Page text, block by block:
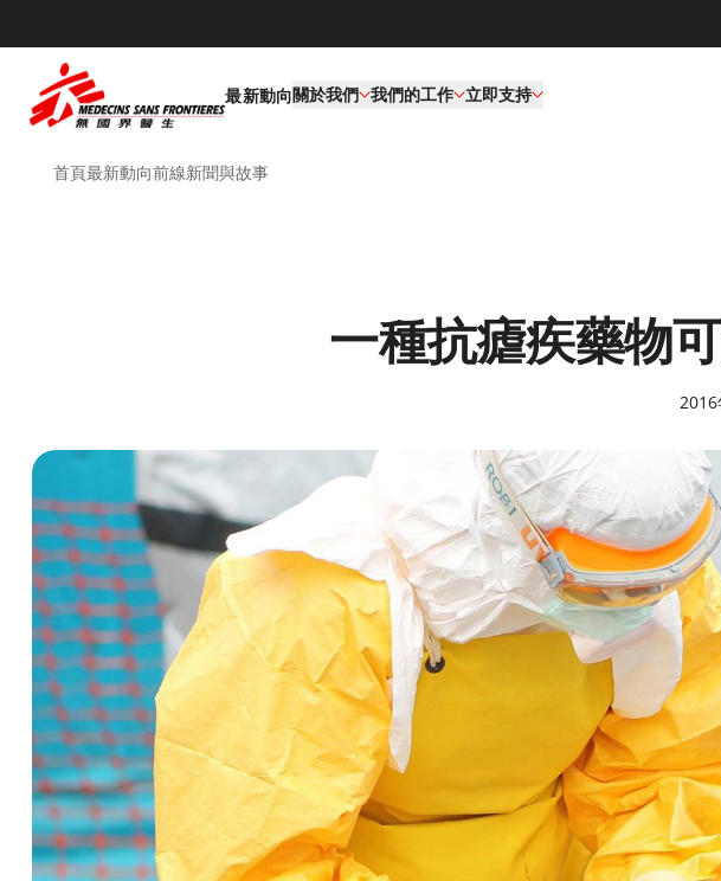
最新動向關於我們 我們的工作​ 立即支持
首頁最新動向前線新聞與故事
一種抗瘧疾藥物
2016